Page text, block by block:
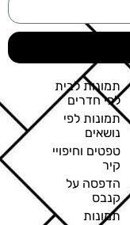
תמונות לבית
לפי חדרים
תמונות לפי
נושאים
טפטים וחיפויי
קיר
הדפסה על
קנבס
תמונות